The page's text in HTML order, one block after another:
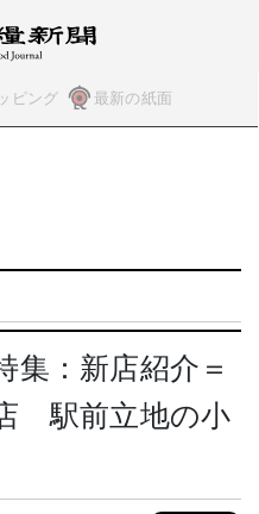
ピング 最新の紙面
集：新店紹介＝
駅前立地の小